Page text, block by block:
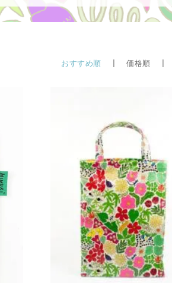
おすすめ順 | 価格順 |